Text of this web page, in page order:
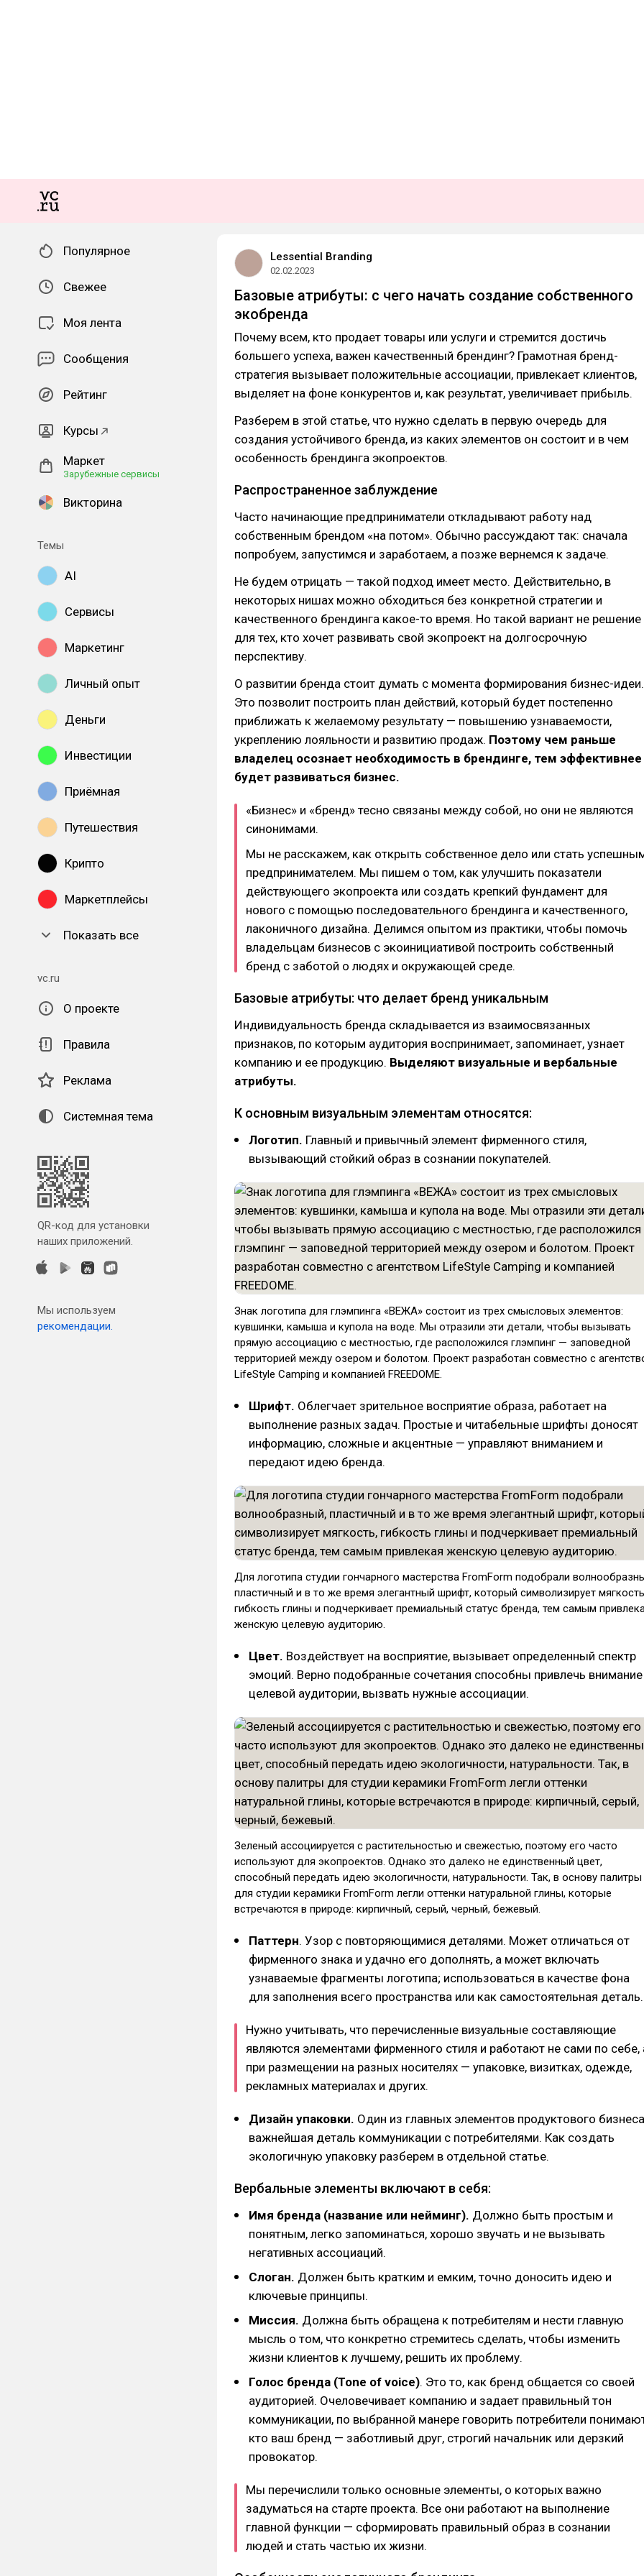
Популярное
Свежее
Моя лента
Сообщения
Рейтинг
Курсы
Маркет
Зарубежные сервисы
Викторина
Темы
AI
Сервисы
Маркетинг
Личный опыт
Деньги
Инвестиции
Приёмная
Путешествия
Крипто
Маркетплейсы
Показать все
vc.ru
О проекте
Правила
Реклама
Системная тема
QR-код для установки
наших приложений.
Мы используем
рекомендации.
Lessential Branding
02.02.2023
Базовые атрибуты: с чего начать создание собственного
экобренда
Почему всем, кто продает товары или услуги и стремится достичь
большего успеха, важен качественный брендинг? Грамотная бренд-
стратегия вызывает положительные ассоциации, привлекает клиентов,
выделяет на фоне конкурентов и, как результат, увеличивает прибыль.
Разберем в этой статье, что нужно сделать в первую очередь для
создания устойчивого бренда, из каких элементов он состоит и в чем
особенность брендинга экопроектов.
Распространенное заблуждение
Часто начинающие предприниматели откладывают работу над
собственным брендом «на потом». Обычно рассуждают так: сначала
попробуем, запустимся и заработаем, а позже вернемся к задаче.
Не будем отрицать — такой подход имеет место. Действительно, в
некоторых нишах можно обходиться без конкретной стратегии и
качественного брендинга какое-то время. Но такой вариант не решение
для тех, кто хочет развивать свой экопроект на долгосрочную
перспективу.
О развитии бренда стоит думать с момента формирования бизнес-идеи.
Это позволит построить план действий, который будет постепенно
приближать к желаемому результату — повышению узнаваемости,
укреплению лояльности и развитию продаж. Поэтому чем раньше
владелец осознает необходимость в брендинге, тем эффективнее
будет развиваться бизнес.
«Бизнес» и «бренд» тесно связаны между собой, но они не являются
синонимами.
Мы не расскажем, как открыть собственное дело или стать
предпринимателем. Мы пишем о том, как улучшить показатели
действующего экопроекта или создать крепкий фундамент для
нового с помощью последовательного брендинга и качественного,
лаконичного дизайна. Делимся опытом из практики, чтобы помочь
владельцам бизнесов с экоинициативой построить собственный
бренд с заботой о людях и окружающей среде.
Базовые атрибуты: что делает бренд уникальным
Индивидуальность бренда складывается из взаимосвязанных
признаков, по которым аудитория воспринимает, запоминает, узнает
компанию и ее продукцию. Выделяют визуальные и вербальные
атрибуты.
К основным визуальным элементам относятся:
Логотип. Главный и привычный элемент фирменного стиля,
вызывающий стойкий образ в сознании покупателей.
Знак логотипа для глэмпинга «ВЕЖА» состоит из трех смысловых элементов:
кувшинки, камыша и купола на воде. Мы отразили эти детали, чтобы вызывать
прямую ассоциацию с местностью, где расположился глэмпинг — заповедной
территорией между озером и болотом. Проект разработан совместно с
LifeStyle Camping и компанией FREEDOME.
Шрифт. Облегчает зрительное восприятие образа, работает на
выполнение разных задач. Простые и читабельные шрифты доносят
информацию, сложные и акцентные — управляют вниманием и
передают идею бренда.
Для логотипа студии гончарного мастерства FromForm подобрали
пластичный и в то же время элегантный шрифт, который символизирует
гибкость глины и подчеркивает премиальный статус бренда, тем самым
женскую целевую аудиторию.
Цвет. Воздействует на восприятие, вызывает определенный спектр
эмоций. Верно подобранные сочетания способны привлечь внимание
целевой аудитории, вызвать нужные ассоциации.
Зеленый ассоциируется с растительностью и свежестью, поэтому его часто
используют для экопроектов. Однако это далеко не единственный цвет,
способный передать идею экологичности, натуральности. Так, в основу палитры
для студии керамики FromForm легли оттенки натуральной глины, которые
встречаются в природе: кирпичный, серый, черный, бежевый.
Паттерн. Узор с повторяющимися деталями. Может отличаться от
фирменного знака и удачно его дополнять, а может включать
узнаваемые фрагменты логотипа; использоваться в качестве фона
для заполнения всего пространства или как самостоятельная деталь.
Нужно учитывать, что перечисленные визуальные составляющие
являются элементами фирменного стиля и работают не сами по себе,
при размещении на разных носителях — упаковке, визитках, одежде,
рекламных материалах и других.
Дизайн упаковки. Один из главных элементов продуктового
важнейшая деталь коммуникации с потребителями. Как создать
экологичную упаковку разберем в отдельной статье.
Вербальные элементы включают в себя:
Имя бренда (название или нейминг). Должно быть простым и
понятным, легко запоминаться, хорошо звучать и не вызывать
негативных ассоциаций.
Слоган. Должен быть кратким и емким, точно доносить идею и
ключевые принципы.
Миссия. Должна быть обращена к потребителям и нести главную
мысль о том, что конкретно стремитесь сделать, чтобы изменить
жизни клиентов к лучшему, решить их проблему.
Голос бренда (Tone of voice). Это то, как бренд общается со своей
аудиторией. Очеловечивает компанию и задает правильный тон
коммуникации, по выбранной манере говорить потребители
кто ваш бренд — заботливый друг, строгий начальник или дерзкий
провокатор.
Мы перечислили только основные элементы, о которых важно
задуматься на старте проекта. Все они работают на выполнение
главной функции — сформировать правильный образ в сознании
людей и стать частью их жизни.